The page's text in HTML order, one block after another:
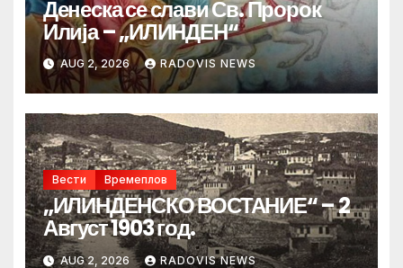
Денеска се слави Св. Пророк
Илија – „ИЛИНДЕН“
AUG 2, 2026 RADOVIS NEWS
Вести Времеплов
„ИЛИНДЕНСКО ВОСТАНИЕ“ – 2
Август 1903 год.
AUG 2, 2026 RADOVIS NEWS